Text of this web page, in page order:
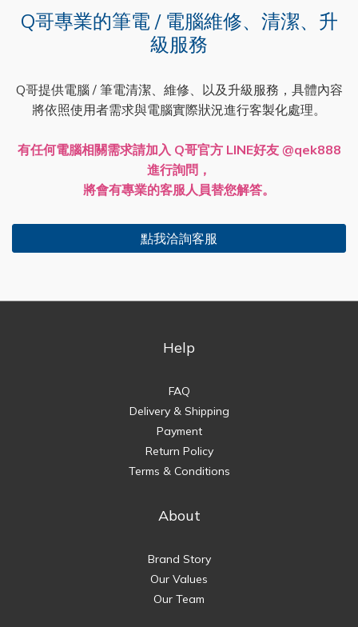
Q哥專業的筆電 / 電腦維修、清潔、升
級服務
Q哥提供電腦 / 筆電清潔、維修、以及升級服務，具體內容
將依照使用者需求與電腦實際狀況進行客製化處理。
有任何電腦相關需求請加入 Q哥官方 LINE好友 @qek888
進行詢問，
將會有專業的客服人員替您解答。
點我洽詢客服
Help
FAQ
Delivery & Shipping
Payment
Return Policy
Terms & Conditions
About
Brand Story
Our Values
Our Team